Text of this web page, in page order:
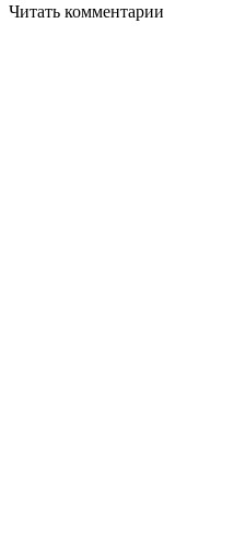
Читать комментарии